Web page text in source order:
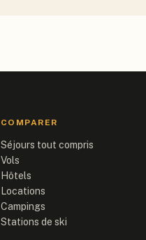
COMPARER
Séjours tout compris
Vols
Hôtels
Locations
Campings
Stations de ski